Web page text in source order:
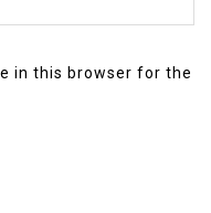
in this browser for the